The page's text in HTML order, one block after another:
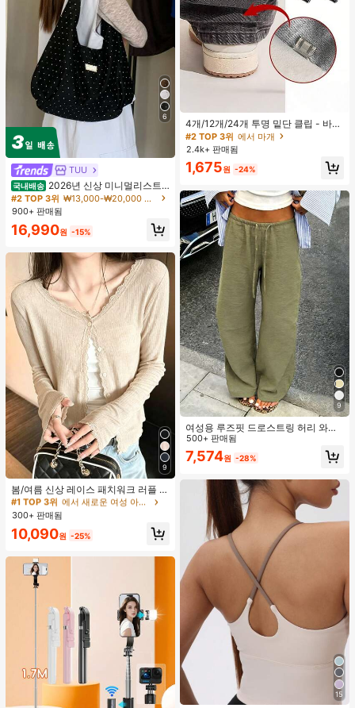
6
TUU
국내배송 2026년 신상 미니멀리스트
도트 캔버스 토트백, 대용량 캐주얼 다
용도 통근 숄더 핸드백
#2 TOP 3위
₩13,000-₩20,000 여성 숄더백
900+ 판매됨
16,990원 -15%
9
봄/여름 신상 레이스 패치워크 러플 소
프트 니트 가디건 경량 자외선 차단 재
킷 탑 여성용
#1 TOP 3위
에서 새로운 여성 아우터웨어
높은 재방문 고객
거의 매진!
#1 TOP 3위
에서 새로운 여성 아우터웨어
높은 재방문 고객
#1 TOP 3위
에서 새로운 여성 아우터웨어
높은 재방문 고객
#1 TOP 3위
높은 재방문 고객
300+ 판매됨
10,090원 -25%
4개/12개/24개 투명 밑단 클립 - 바지
밑단 끌림 방지를 위한 심리스 무봉제
조절기, 의류 수선 및 깔끔한 바지 길
이 맞춤을 위한 숨겨진 밑단 조절 클립
(랜덤 색상)
#2 TOP 3위 에서 마개
2.4k+ 판매됨
1,675원 -24%
9
여성용 루즈핏 드로스트링 허리 와이
드 레그 팬츠, 가벼운 통기성 캐주얼
바지, 밀리터리 그린, 여름 봄, 보헤미
안 시크
500+ 판매됨
7,574원 -28%
15
#2 TOP 3위 여성 액티브 탑